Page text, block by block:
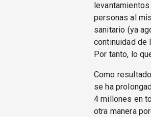
personas al
sanitario (ya
continuidad de
Por tanto, lo
Como
se ha
4 millones en
otra manera